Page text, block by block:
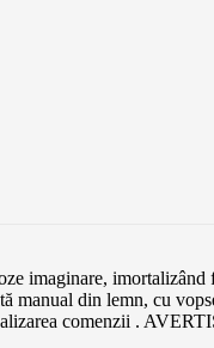
imaginare,
manual din lemn, cu
comenzii .